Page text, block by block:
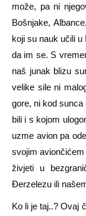
može, pa ni
Bošnjake,
koji su nauk učili u
da im se. S
naš junak blizu
velike sile ni
gore, ni kod
bili i s kojom
uzme avion pa
svojim
živjeti u
Đerzelezu ili
Ko li je taj..? Ovaj